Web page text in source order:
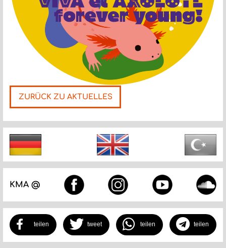
ZURÜCK ZU AKTUELLES
Nächste
teilen tweet teilen teilen
KMA @